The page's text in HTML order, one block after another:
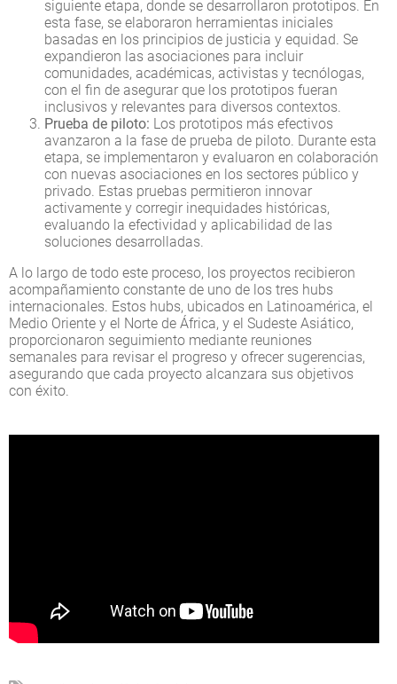
siguiente etapa, donde se desarrollaron prototipos. En
esta fase, se elaboraron herramientas iniciales
basadas en los principios de justicia y equidad. Se
expandieron las asociaciones para incluir
comunidades, académicas, activistas y tecnólogas,
con el fin de asegurar que los prototipos fueran
inclusivos y relevantes para diversos contextos.
Prueba de piloto: Los prototipos más efectivos
avanzaron a la fase de prueba de piloto. Durante esta
etapa, se implementaron y evaluaron en colaboración
con nuevas asociaciones en los sectores público y
privado. Estas pruebas permitieron innovar
activamente y corregir inequidades históricas,
evaluando la efectividad y aplicabilidad de las
soluciones desarrolladas.
A lo largo de todo este proceso, los proyectos recibieron
acompañamiento constante de uno de los tres hubs
internacionales. Estos hubs, ubicados en Latinoamérica, el
Medio Oriente y el Norte de África, y el Sudeste Asiático,
proporcionaron seguimiento mediante reuniones
semanales para revisar el progreso y ofrecer sugerencias,
asegurando que cada proyecto alcanzara sus objetivos
con éxito.